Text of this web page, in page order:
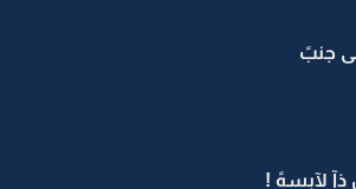
جنبً
لآبسهً !